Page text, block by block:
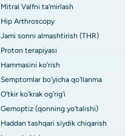
Mitral Valfni ta'mirlash
Hip Arthroscopy
Jami sonni almashtirish (THR)
Proton terapiyasi
Hammasini ko'rish
Semptomlar bo'yicha qo'llanma
O'tkir ko'krak og'rig'i
Gemoptiz (qonning yo'talishi)
Haddan tashqari siydik chiqarish